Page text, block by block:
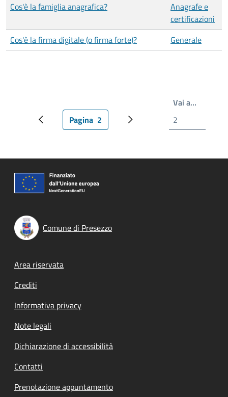
Cos'è la famiglia anagrafica?
Anagrafe e
certificazioni
Cos'è la firma digitale (o firma forte)?
Generale
Pagina precedentePagina attuale
Pagina 2 Prossima pagina
Vai a…
Comune di Presezzo
Footer menu
Area riservata
Crediti
Informativa privacy
Note legali
Dichiarazione di accessibilità
Contatti
Prenotazione appuntamento